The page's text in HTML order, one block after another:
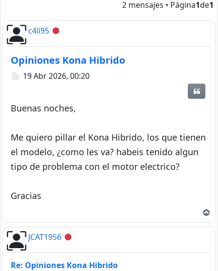
2 mensajes • Página1de1
c4li95 Desconectado
Opiniones Kona Hibrido
Mensaje
19 Abr 2026, 00:20
Buenas noches,
Me quiero pillar el Kona Hibrido, los que tienen
el modelo, ¿como les va? habeis tenido algun
tipo de problema con el motor electrico?
Gracias
JCAT1956 Desconectado
Re: Opiniones Kona Hibrido